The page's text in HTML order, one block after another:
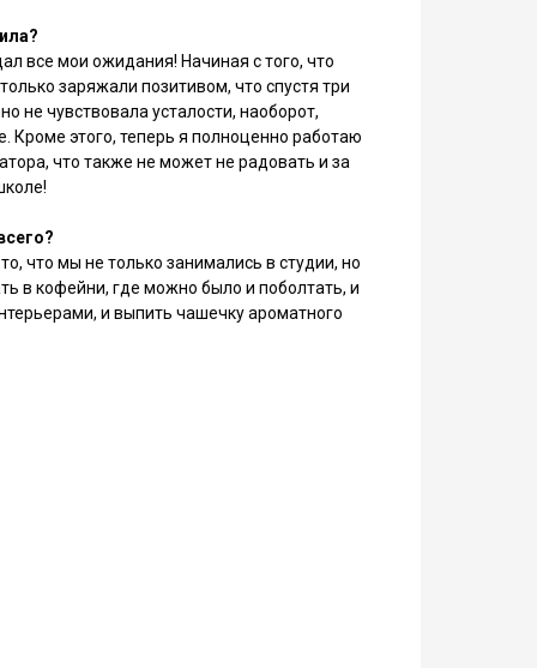
все мои ожидания! Начиная с того, что
заряжали позитивом, что спустя три
не чувствовала усталости, наоборот,
Кроме этого, теперь я полноценно работаю
что также не может не радовать и за
что мы не только занимались в студии, но
в кофейни, где можно было и поболтать, и
и выпить чашечку ароматного